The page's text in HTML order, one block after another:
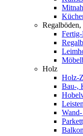
Holz
Holz-
Bau-,
Leisten